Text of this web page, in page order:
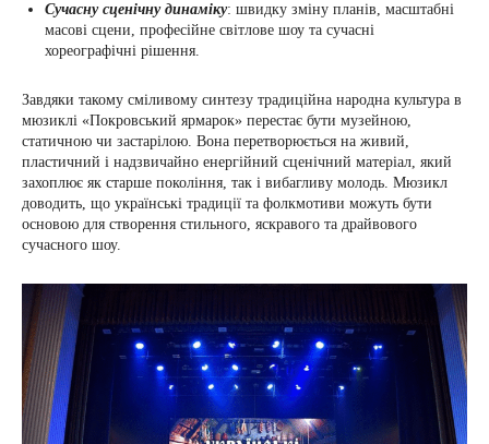
Сучасну сценічну динаміку: швидку зміну планів, масштабні
масові сцени, професійне світлове шоу та сучасні
хореографічні рішення.
Завдяки такому сміливому синтезу традиційна народна культура в
мюзиклі «Покровський ярмарок» перестає бути музейною,
статичною чи застарілою. Вона перетворюється на живий,
пластичний і надзвичайно енергійний сценічний матеріал, який
захоплює як старше покоління, так і вибагливу молодь. Мюзикл
доводить, що українські традиції та фолкмотиви можуть бути
основою для створення стильного, яскравого та драйвового
сучасного шоу.